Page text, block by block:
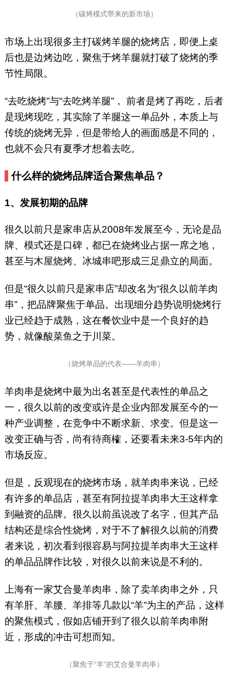
（碳烤模式带来的新市场）
市场上出现很多主打碳烤羊腿的烧烤店，即便上桌
后也是边烤边吃，聚焦于烤羊腿就打破了烧烤的季
节性局限。
“去吃烧烤”与“去吃烤羊腿”， 前者是烤了再吃，后者
是现烤现吃，其实除了羊腿这一单品外，本质上与
传统的烧烤无异，但是带给人的画面感是不同的，
也就不会只有夏季才想着去吃。
什么样的烧烤品牌适合聚焦单品？
1、发展初期的品牌
很久以前只是家串店从2008年发展至今，无论是品
牌、模式还是口碑，都已在烧烤业占据一席之地，
甚至与木屋烧烤、冰城串吧形成三足鼎立的局面。
但是“很久以前只是家串店”却改名为“很久以前羊肉
串”，把品牌聚焦于单品。出现细分趋势说明烧烤行
业已经趋于成熟，这在餐饮业中是一个良好的趋
势，就像酸菜鱼之于川菜。
（烧烤单品的代表——羊肉串）
羊肉串是烧烤中最为出名甚至是代表性的单品之
一，很久以前的改变或许是企业内部发展至今的一
种产业调整，在竞争中不断求新、求变。但是这一
改变正确与否，尚有待商榷，还要看未来3-5年内的
市场反应。
但是，反观现在的烧烤市场，就羊肉串来说，已经
有许多的单品店，甚至有阿拉提羊肉串大王这样拿
到融资的品牌。很久以前虽说改了名字，但其产品
结构还是综合性烧烤，对于不了解很久以前的消费
者来说，初次看到很容易与阿拉提羊肉串大王这样
的单品品牌作比较，对很久以前来说是不利的。
上海有一家艾合曼羊肉串，除了卖羊肉串之外，只
有羊肝、羊腰、羊排等几款以“羊”为主的产品，这样
的聚焦模式，假如店铺开到了很久以前羊肉串附
近，形成的冲击可想而知。
（聚焦于“羊”的艾合曼羊肉串）